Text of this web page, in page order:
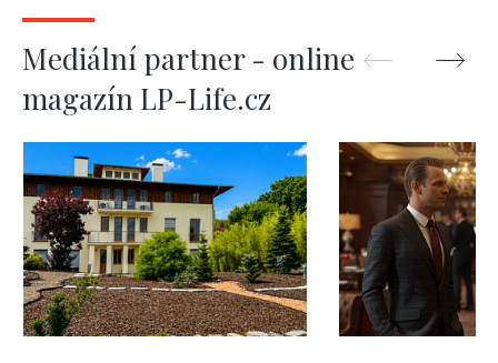
Mediální partner - online
magazín LP-Life.cz